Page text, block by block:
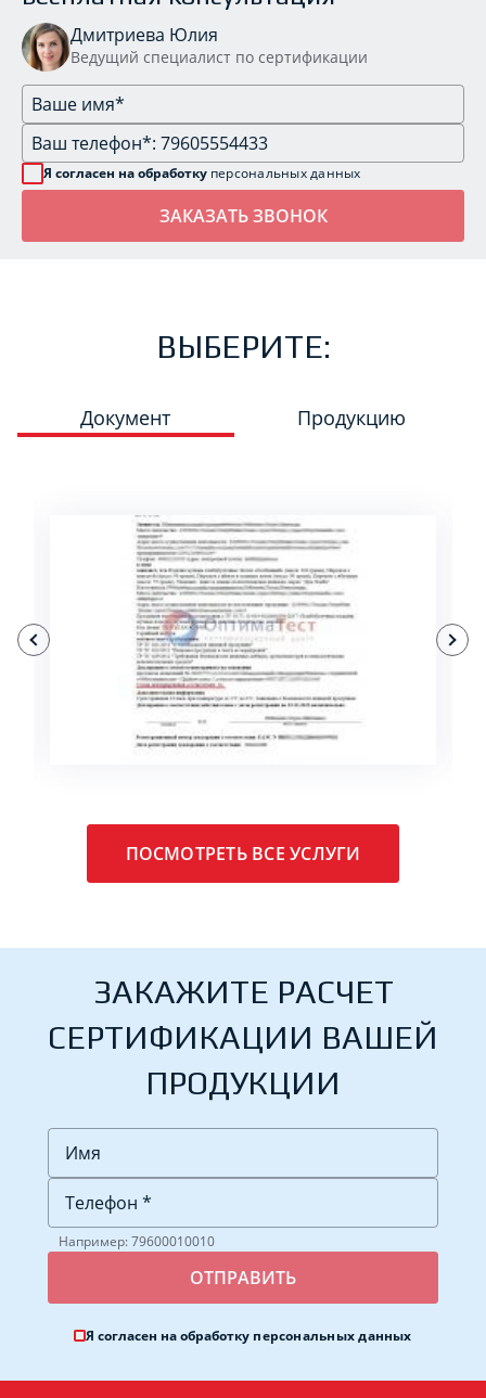
Дмитриева Юлия
Ведущий специалист по сертификации
Я согласен на обработку персональных данных
ВЫБЕРИТЕ:
Документ Продукцию
ПОДРОБНЕЕ
ПОСМОТРЕТЬ ВСЕ УСЛУГИ
ЗАКАЖИТЕ РАСЧЕТ
СЕРТИФИКАЦИИ ВАШЕЙ
ПРОДУКЦИИ
Например: 79600010010
Я согласен на обработку персональных данных